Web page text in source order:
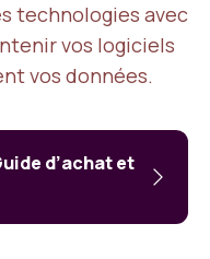
technologies avec
vos logiciels
vos données.
d’achat et